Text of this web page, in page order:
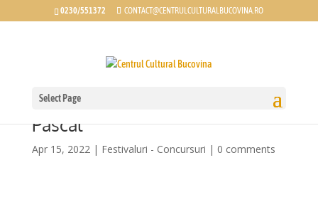
0230/551372 CONTACT@CENTRULCULTURALBUCOVINA.RO
Select Page
Paștele în Bucovina – Concert
Pascal
Apr 15, 2022| Festivaluri - Concursuri | 0 comments